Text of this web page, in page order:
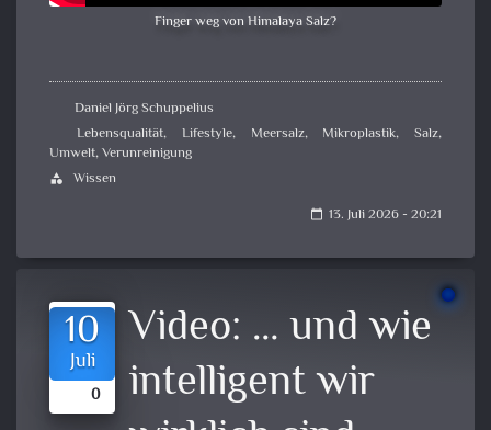
Finger weg von Himalaya Salz?
Daniel Jörg Schuppelius
Lebensqualität, Lifestyle, Meersalz, Mikroplastik, Salz,
Umwelt,Verunreinigung
category Wissen
calendar_today 13. Juli 2026 - 20:21
10
Juli
0
Video: … und wie
intelligent wir